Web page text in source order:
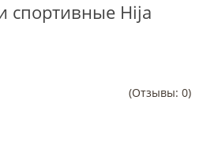
спортивные Hija
(Отзывы: 0)